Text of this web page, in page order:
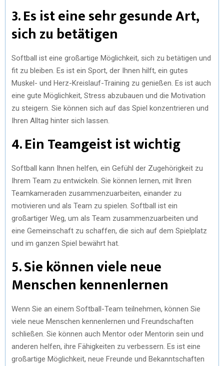
3. Es ist eine sehr gesunde Art,
sich zu betätigen
Softball ist eine großartige Möglichkeit, sich zu betätigen und
fit zu bleiben. Es ist ein Sport, der Ihnen hilft, ein gutes
Muskel- und Herz-Kreislauf-Training zu genießen. Es ist auch
eine gute Möglichkeit, Stress abzubauen und die Motivation
zu steigern. Sie können sich auf das Spiel konzentrieren und
Ihren Alltag hinter sich lassen.
4. Ein Teamgeist ist wichtig
Softball kann Ihnen helfen, ein Gefühl der Zugehörigkeit zu
Ihrem Team zu entwickeln. Sie können lernen, mit Ihren
Teamkameraden zusammenzuarbeiten, einander zu
motivieren und als Team zu spielen. Softball ist ein
großartiger Weg, um als Team zusammenzuarbeiten und
eine Gemeinschaft zu schaffen, die sich auf dem Spielplatz
und im ganzen Spiel bewährt hat.
5. Sie können viele neue
Menschen kennenlernen
Wenn Sie an einem Softball-Team teilnehmen, können Sie
viele neue Menschen kennenlernen und Freundschaften
schließen. Sie können auch Mentor oder Mentorin sein und
anderen helfen, ihre Fähigkeiten zu verbessern. Es ist eine
großartige Möglichkeit, neue Freunde und Bekanntschaften